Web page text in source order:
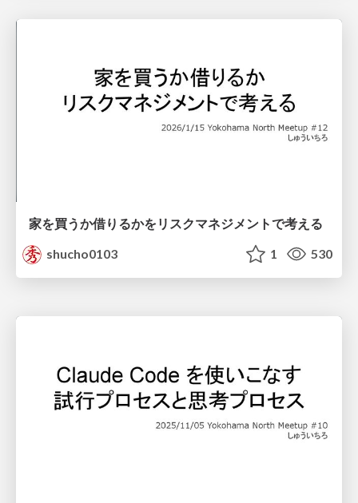
家を買うか借りるかをリスクマネジメントで考える
shucho0103
1 530